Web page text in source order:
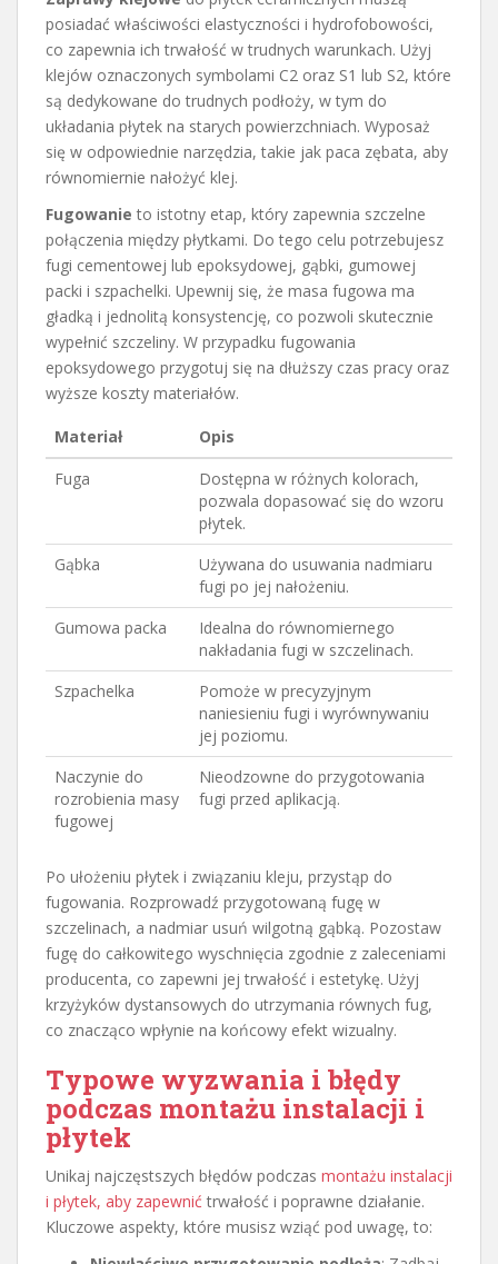
posiadać właściwości elastyczności i hydrofobowości,
co zapewnia ich trwałość w trudnych warunkach. Użyj
klejów oznaczonych symbolami C2 oraz S1 lub S2, które
są dedykowane do trudnych podłoży, w tym do
układania płytek na starych powierzchniach. Wyposaż
się w odpowiednie narzędzia, takie jak paca zębata, aby
równomiernie nałożyć klej.
Fugowanie to istotny etap, który zapewnia szczelne
połączenia między płytkami. Do tego celu potrzebujesz
fugi cementowej lub epoksydowej, gąbki, gumowej
packi i szpachelki. Upewnij się, że masa fugowa ma
gładką i jednolitą konsystencję, co pozwoli skutecznie
wypełnić szczeliny. W przypadku fugowania
epoksydowego przygotuj się na dłuższy czas pracy oraz
wyższe koszty materiałów.
Materiał
Opis
Fuga
Dostępna w różnych kolorach,
pozwala dopasować się do wzoru
płytek.
Gąbka
Używana do usuwania nadmiaru
fugi po jej nałożeniu.
Gumowa packa
Idealna do równomiernego
nakładania fugi w szczelinach.
Szpachelka
Pomoże w precyzyjnym
naniesieniu fugi i wyrównywaniu
jej poziomu.
Naczynie do
rozrobienia masy
fugowej
Nieodzowne do przygotowania
fugi przed aplikacją.
Po ułożeniu płytek i związaniu kleju, przystąp do
fugowania. Rozprowadź przygotowaną fugę w
szczelinach, a nadmiar usuń wilgotną gąbką. Pozostaw
fugę do całkowitego wyschnięcia zgodnie z zaleceniami
producenta, co zapewni jej trwałość i estetykę. Użyj
krzyżyków dystansowych do utrzymania równych fug,
co znacząco wpłynie na końcowy efekt wizualny.
Typowe wyzwania i błędy
podczas montażu instalacji i
płytek
Unikaj najczęstszych błędów podczas montażu instalacji
i płytek, aby zapewnić trwałość i poprawne działanie.
Kluczowe aspekty, które musisz wziąć pod uwagę, to: